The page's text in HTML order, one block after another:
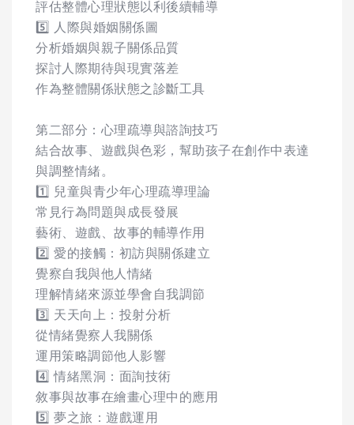
評估整體心理狀態以利後續輔導
5️⃣ 人際與婚姻關係圖
分析婚姻與親子關係品質
探討人際期待與現實落差
作為整體關係狀態之診斷工具
第二部分：心理疏導與諮詢技巧
結合故事、遊戲與色彩，幫助孩子在創作中表達
與調整情緒。
1️⃣ 兒童與青少年心理疏導理論
常見行為問題與成長發展
藝術、遊戲、故事的輔導作用
2️⃣ 愛的接觸：初訪與關係建立
覺察自我與他人情緒
理解情緒來源並學會自我調節
3️⃣ 天天向上：投射分析
從情緒覺察人我關係
運用策略調節他人影響
4️⃣ 情緒黑洞：面詢技術
敘事與故事在繪畫心理中的應用
5️⃣ 夢之旅：遊戲運用